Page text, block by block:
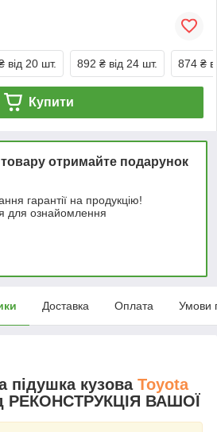
від 20 шт. 892 ₴ від 24 шт. 874 ₴
Купити
товару отримайте подарунок
гарантії на продукцію!
для ознайомлення
Доставка Оплата Умови
підушка кузова Toyota
РЕКОНСТРУКЦІЯ ВАШОЇ